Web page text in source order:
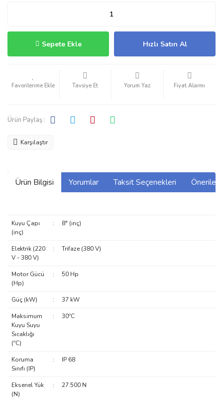
Sepete Ekle Hızlı Satın Al
Tavsiye Et Yorum Yaz Fiyat Alarmı
Ürün Paylaş :
Karşılaştır
Ürün Bilgisi Yorumlar Taksit Seçenekleri
Kuyu Çapı
(inç)
: 8" (inç)
Elektrik (220
V - 380 V)
: Trifaze (380 V)
Motor Gücü
(Hp)
: 50 Hp
Güç (kW) : 37 kW
Maksimum
Kuyu Suyu
Sıcaklığı
(ºC)
: 30ºC
Koruma
Sınıfı (IP)
: IP 68
Eksenel Yük
(N)
: 27.500 N